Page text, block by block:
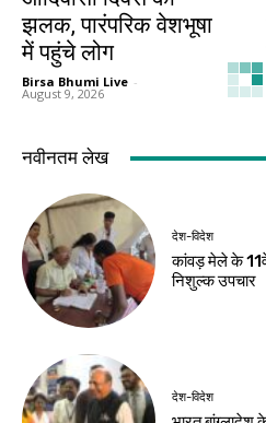
झलक, पारंपरिक वेशभूषा
में पहुंचे लोग
Birsa Bhumi Live -
August 9, 2026
जमशेदपुर
शहीद निर्मल महतो के
शहादत दिवस पर
अर्पित की श्रद्धांजलि
Birsa Bhumi Live -
August 8, 2026